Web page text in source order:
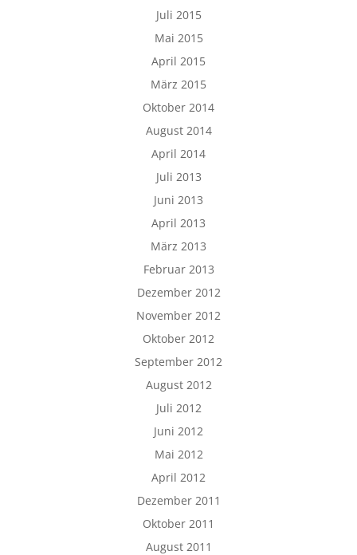
Juli 2015
Mai 2015
April 2015
März 2015
Oktober 2014
August 2014
April 2014
Juli 2013
Juni 2013
April 2013
März 2013
Februar 2013
Dezember 2012
November 2012
Oktober 2012
September 2012
August 2012
Juli 2012
Juni 2012
Mai 2012
April 2012
Dezember 2011
Oktober 2011
August 2011